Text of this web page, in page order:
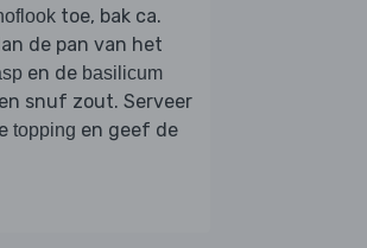
toe, bak ca.
de pan van het
en de basilicum
snuf zout. Serveer
topping en geef de